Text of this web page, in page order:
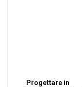
Progettare in